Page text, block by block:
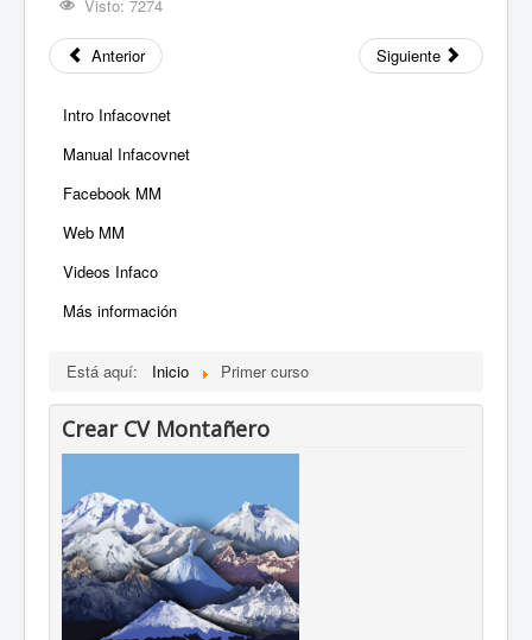
Visto: 7274
Anterior Siguiente
Intro Infacovnet
Manual Infacovnet
Facebook MM
Web MM
Videos Infaco
Más información
Está aquí: Inicio Primer curso
Crear CV Montañero